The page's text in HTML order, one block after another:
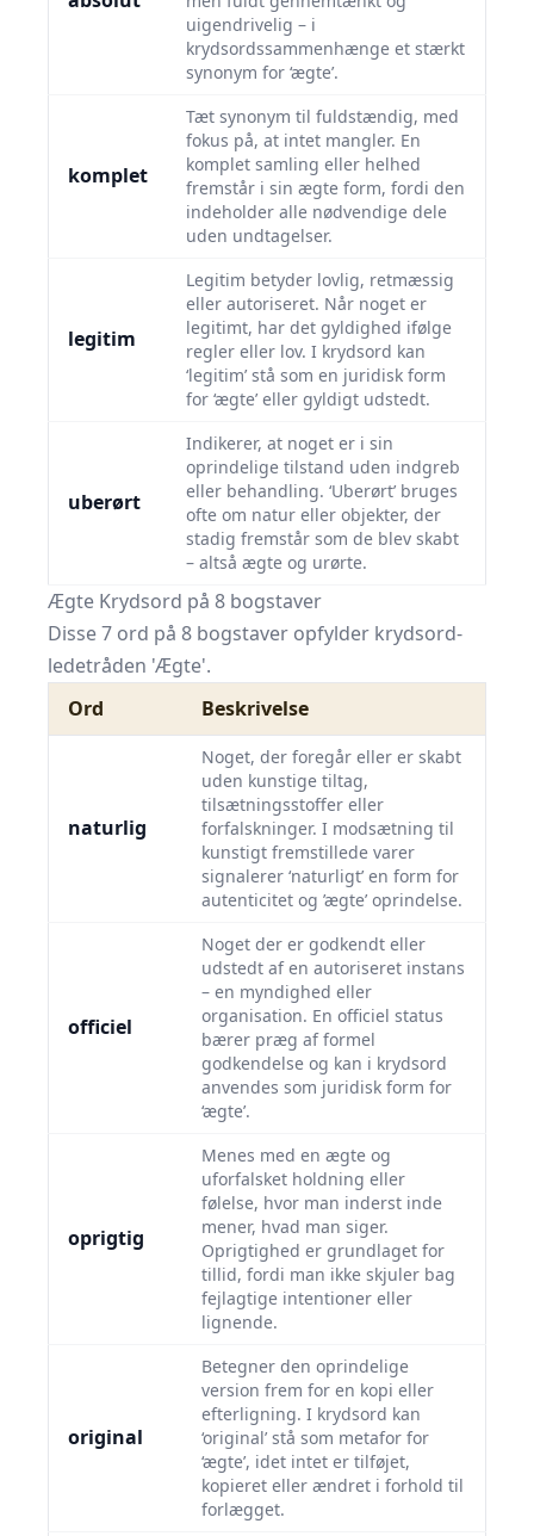
uigendrivelig – i
krydsordssammenhænge et stærkt
synonym for ‘ægte’.
komplet
Tæt synonym til fuldstændig, med
fokus på, at intet mangler. En
komplet samling eller helhed
fremstår i sin ægte form, fordi den
indeholder alle nødvendige dele
uden undtagelser.
legitim
Legitim betyder lovlig, retmæssig
eller autoriseret. Når noget er
legitimt, har det gyldighed ifølge
regler eller lov. I krydsord kan
‘legitim’ stå som en juridisk form
for ‘ægte’ eller gyldigt udstedt.
uberørt
Indikerer, at noget er i sin
oprindelige tilstand uden indgreb
eller behandling. ‘Uberørt’ bruges
ofte om natur eller objekter, der
stadig fremstår som de blev skabt
– altså ægte og urørte.
Ægte Krydsord på 8 bogstaver
Disse 7 ord på 8 bogstaver opfylder krydsord-
ledetråden 'Ægte'.
Ord
Beskrivelse
naturlig
Noget, der foregår eller er skabt
uden kunstige tiltag,
tilsætningsstoffer eller
forfalskninger. I modsætning til
kunstigt fremstillede varer
signalerer ‘naturligt’ en form for
autenticitet og ’ægte’ oprindelse.
officiel
Noget der er godkendt eller
udstedt af en autoriseret instans
– en myndighed eller
organisation. En officiel status
bærer præg af formel
godkendelse og kan i krydsord
anvendes som juridisk form for
‘ægte’.
oprigtig
Menes med en ægte og
uforfalsket holdning eller
følelse, hvor man inderst inde
mener, hvad man siger.
Oprigtighed er grundlaget for
tillid, fordi man ikke skjuler bag
fejlagtige intentioner eller
lignende.
original
Betegner den oprindelige
version frem for en kopi eller
efterligning. I krydsord kan
‘original’ stå som metafor for
‘ægte’, idet intet er tilføjet,
kopieret eller ændret i forhold til
forlægget.